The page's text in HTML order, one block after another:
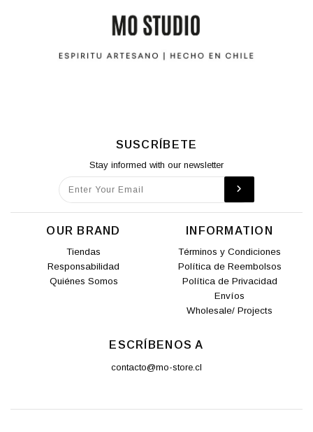
SUSCRÍBETE
Stay informed with our newsletter
OUR BRAND
Tiendas
Responsabilidad
Quiénes Somos
INFORMATION
Términos y Condiciones
Política de Reembolsos
Política de Privacidad
Envíos
Wholesale/ Projects
ESCRÍBENOS A
contacto@mo-store.cl